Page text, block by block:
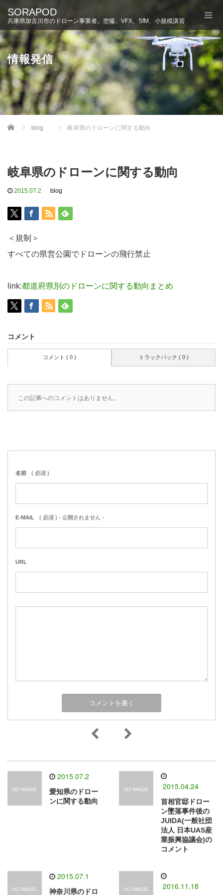
SORAPOD
兵庫県加古川市のドローン事業者。空撮、VFX、SfM、小規模講習
情報発信
Home blog 岐阜県のドローンに関する動向
岐阜県のドローンに関する動向
2015.07.2 blog
＜規制＞
すべての県営公園でドローンの飛行禁止
link:都道府県別のドローンに関する動向まとめ
コメント
コメント ( 0 ) トラックバック ( 0 )
この記事へのコメントはありません。
名前 ( 必須 )
E-MAIL ( 必須 ) - 公開されません -
URL
2015.07.2
愛知県のドロー
ンに関する動向
2015.04.24
首相官邸ドロー
ン墜落事件後の
JUIDA(一般社団
法人 日本UAS産
業振興協議会)の
コメント
2015.07.1
神奈川県のドロ
2016.11.18